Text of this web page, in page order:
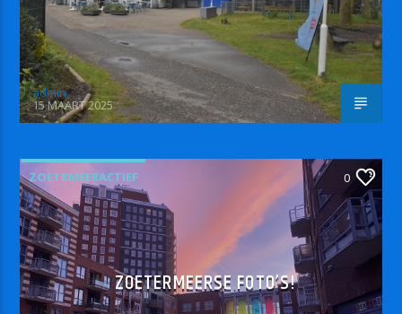
admin
15 MAART 2025
ZOETRMEERACTIEF 0
ZOETERMEERSE FOTO’S!